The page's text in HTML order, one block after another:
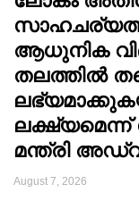
ആധുനിക
തലത്തിൽ
മന്ത്രി
August 7, 2026